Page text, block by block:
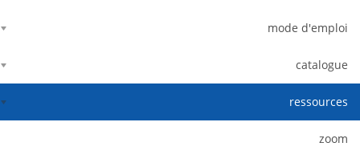
mode d'emploi
catalogue
ressources
zoom